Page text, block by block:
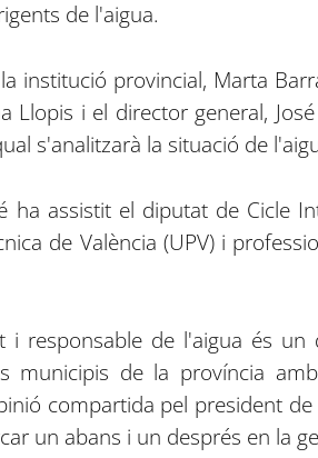
de l'aigua.
institució provincial, Marta
Llopis i el director general,
s'analitzarà la situació de
ha assistit el diputat de Cicle
de València (UPV) i
i responsable de l'aigua és
municipis de la província
compartida pel president
un abans i un després en la